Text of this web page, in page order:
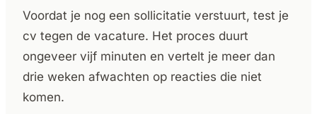
Voordat je nog een sollicitatie verstuurt, test je
cv tegen de vacature. Het proces duurt
ongeveer vijf minuten en vertelt je meer dan
drie weken afwachten op reacties die niet
komen.